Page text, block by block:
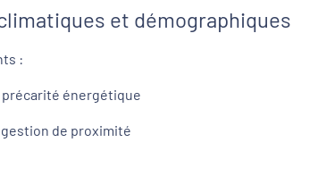
et démographiques
:
énergétique
de proximité